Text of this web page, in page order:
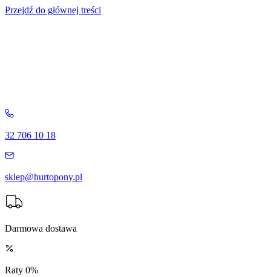
Przejdź do głównej treści
32 706 10 18
sklep@hurtopony.pl
Darmowa dostawa
Raty 0%